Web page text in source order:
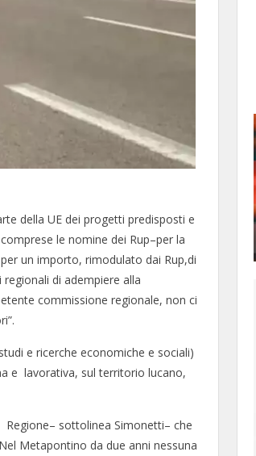
della UE dei progetti predisposti e
le nomine dei Rup–per la
un importo, rimodulato dai Rup,di
di adempiere alla
commissione regionale, non ci
e ricerche economiche e sociali)
e lavorativa, sul territorio lucano,
Regione– sottolinea Simonetti– che
Metapontino da due anni nessuna